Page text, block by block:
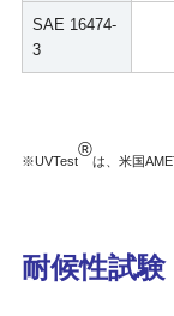
SAE 16474-
3
※UVTest
®
は、米国
耐候性試